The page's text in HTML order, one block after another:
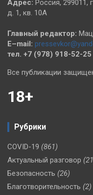
Адрес: Россия, 299011,
д. 1, кв. 10А
Главный редактор:
E–mail:
тел. +7 (978) 918-52-25
Все публикации
18+
Рубрики
COVID-19 (861)
Актуальный разговор
Безопасность (26)
Благотворительность (2)